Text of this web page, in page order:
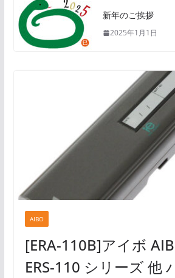
新年のご挨拶
2025年1月1日
AIBO
[ERA-110B]アイボ
ERS-110 シリーズ 他